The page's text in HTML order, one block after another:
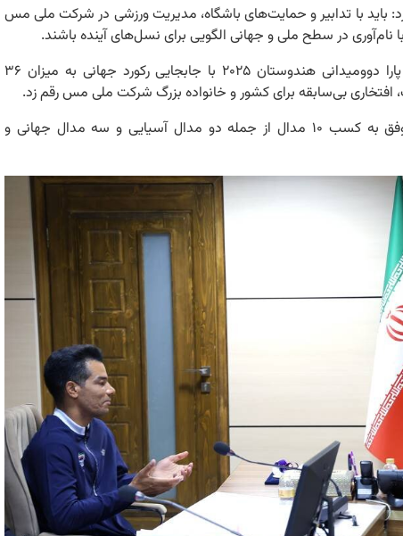
باید با تدابیر و حمایت‌های باشگاه، مدیریت ورزشی در شرکت ملی مس
نام‌آوری در سطح ملی و جهانی الگویی برای نسل‌های آینده باشند.
گفتنی است؛ سعید افروز در مسابقات جهانی پارا دوومیدانی هندوستان ۲۰۲۵ با جابجایی رکورد جهانی به میزان ۳۶
بی‌سابقه برای کشور و خانواده بزرگ شرکت ملی مس رقم زد.
این ورزشکار جهانی طی دوران فعالیت خود موفق به کسب ۱۰ مدال از جمله دو مدال آسیایی و سه مدال جهانی و